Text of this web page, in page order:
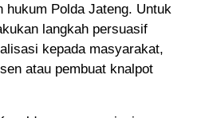
hukum Polda Jateng. Untuk
langkah persuasif
kepada masyarakat,
atau pembuat knalpot